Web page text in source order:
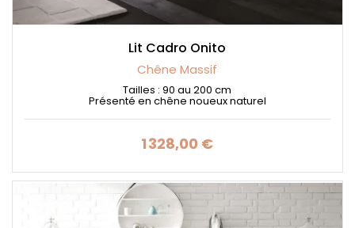
Lit Cadro Onito
Chêne Massif
Tailles : 90 au 200 cm
Présenté en chêne noueux naturel
Prix
1 328,00 €